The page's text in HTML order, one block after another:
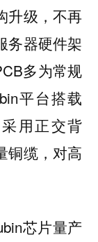
升级，不再
务器硬件架
多为常规
平台搭载
用正交背
铜缆，对高
芯片量产